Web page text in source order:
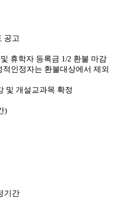
공고
휴학자 등록금 1/2 환불 마감
인정자는 환불대상에서 제외
및 개설교과목 확정
)
기간